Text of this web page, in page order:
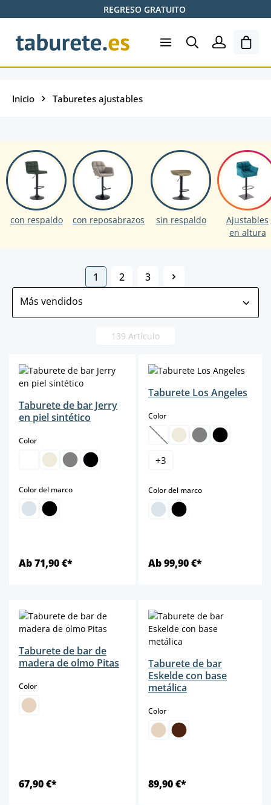
Saltar al contenido principalREGRESO GRATUITO
El
Inicio Taburetes ajustables
con respaldo con reposabrazos sin respaldo
Ajustables
en altura
Página
1 Página
2 Página
3
139 Artículo
Taburete de bar Jerry
en piel sintético
Colorselect
Color del marcoselect
Ab 71,90 €*
Taburete Los Angeles
Colorselect
(Esta opción no está
+3
Color del marcoselect
Ab 99,90 €*
Taburete de bar de
madera de olmo Pitas
Colorselect
67,90 €*
Taburete de bar
Eskelde con base
metálica
Colorselect
89,90 €*